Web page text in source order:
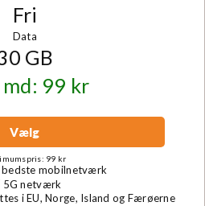
Fri
Data
GB
md: 99 kr
Vælg
99 kr
bedste mobilnetværk
5G netværk
i EU, Norge, Island og Færøerne